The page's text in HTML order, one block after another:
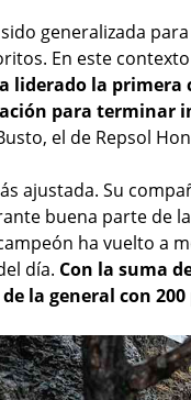
generalizada
En este
liderado la primera
para terminar
el de Repsol
ajustada. Su
buena parte de
ha vuelto a
día. Con la suma
la general con